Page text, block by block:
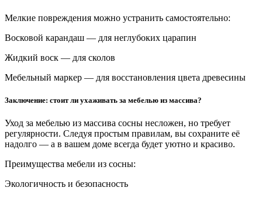
Мелкие повреждения можно устранить самостоятельно:
Восковой карандаш — для неглубоких царапин
Жидкий воск — для сколов
Мебельный маркер — для восстановления цвета древесины
Заключение: стоит ли ухаживать за мебелью из массива?
Уход за мебелью из массива сосны несложен, но требует
регулярности. Следуя простым правилам, вы сохраните её
надолго — а в вашем доме всегда будет уютно и красиво.
Преимущества мебели из сосны:
Экологичность и безопасность